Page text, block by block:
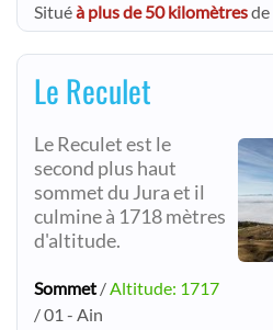
Situéà plus de 50 kilomètresde
Le Reculet
Le Reculet est le
second plus haut
sommet du Jura et il
culmine à 1718 mètres
d'altitude.
Sommet /Altitude: 1717
/ 01 - Ain